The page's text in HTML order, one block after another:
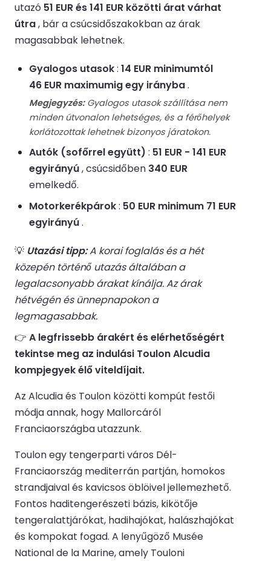
utazó 51 EUR és 141 EUR közötti árat várhat
útra, bár a csúcsidőszakokban az árak
magasabbak lehetnek.
Gyalogos utasok: 14 EUR minimumtól
46 EUR maximumig egy irányba.
Megjegyzés:Gyalogos utasok szállítása nem
minden útvonalon lehetséges, és a férőhelyek
korlátozottak lehetnek bizonyos járatokon.
Autók (sofőrrel együtt) : 51 EUR - 141 EUR
egyirányú, csúcsidőben 340 EUR
emelkedő.
Motorkerékpárok: 50 EUR minimum 71 EUR
egyirányú.
💡 Utazási tipp:A korai foglalás és a hét
közepén történő utazás általában a
legalacsonyabb árakat kínálja. Az árak
hétvégén és ünnepnapokon a
legmagasabbak.
👉 A legfrissebb árakért és elérhetőségért
tekintse meg az indulási Toulon Alcudia
kompjegyek élő viteldíjait.
Az Alcudia és Toulon közötti kompút festői
módja annak, hogy Mallorcáról
Franciaországba utazzunk.
Toulon egy tengerparti város Dél-
Franciaország mediterrán partján, homokos
strandjaival és kavicsos öblöivel jellemezhető.
Fontos haditengerészeti bázis, kikötője
tengeralattjárókat, hadihajókat, halászhajókat
és kompokat fogad. A lenyűgöző Musée
National de la Marine, amely Touloni